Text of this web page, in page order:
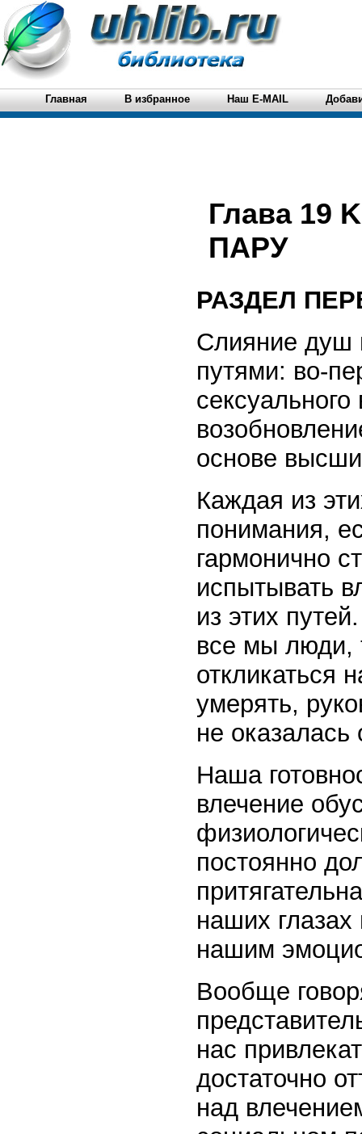
Главная В избранное Наш E-MAIL
Глава
ПАРУ
РАЗДЕЛ
Слияние душ
путями: во-
основе
Каждая из
понимания,
гармонично
испытывать
из этих
все мы люди,
откликаться
умерять,
не
Наша
влечение
постоянно
наших
нашим
Вообще
нас
достаточно
над